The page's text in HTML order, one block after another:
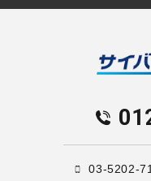
03-5202-